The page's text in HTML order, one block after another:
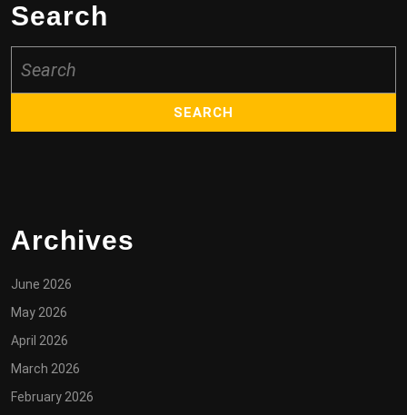
Search
for:
Archives
June 2026
May 2026
April 2026
March 2026
February 2026